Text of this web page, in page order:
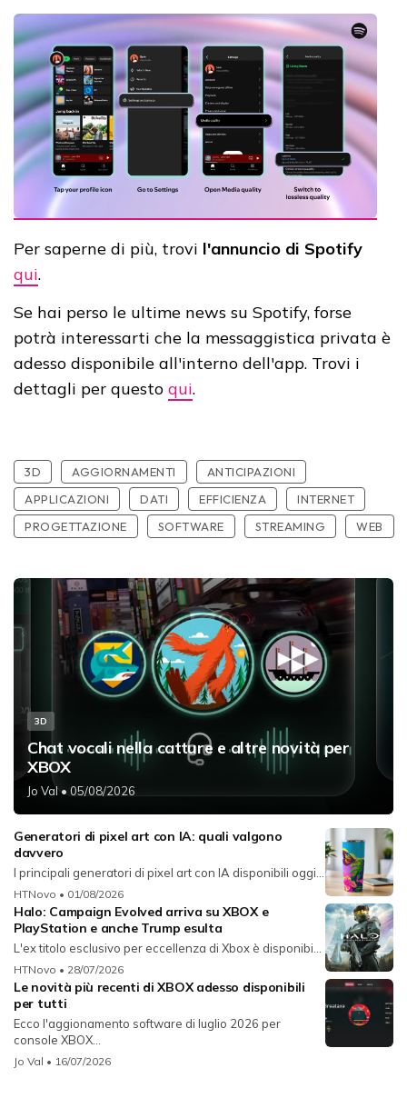
Per saperne di più, trovi l'annuncio di Spotify
qui.
Se hai perso le ultime news su Spotify, forse
potrà interessarti che la messaggistica privata è
adesso disponibile all'interno dell'app. Trovi i
dettagli per questo qui.
3D AGGIORNAMENTI
ANTICIPAZIONI
APPLICAZIONI
DATI EFFICIENZA
INTERNET
PROGETTAZIONE
SOFTWARE STREAMING WEB
3D
Chat vocali nella catture e altre novità per
XBOX
Jo Val• 05/08/2026
Generatori di pixel art con IA: quali valgono
davvero
I principali generatori di pixel art con IA disponibili oggi...
HTNovo • 01/08/2026
Halo: Campaign Evolved arriva su XBOX e
PlayStation e anche Trump esulta
L'ex titolo esclusivo per eccellenza di Xbox è disponibi...
HTNovo • 28/07/2026
Le novità più recenti di XBOX adesso disponibili
per tutti
Ecco l'aggionamento software di luglio 2026 per
console XBOX...
Jo Val • 16/07/2026